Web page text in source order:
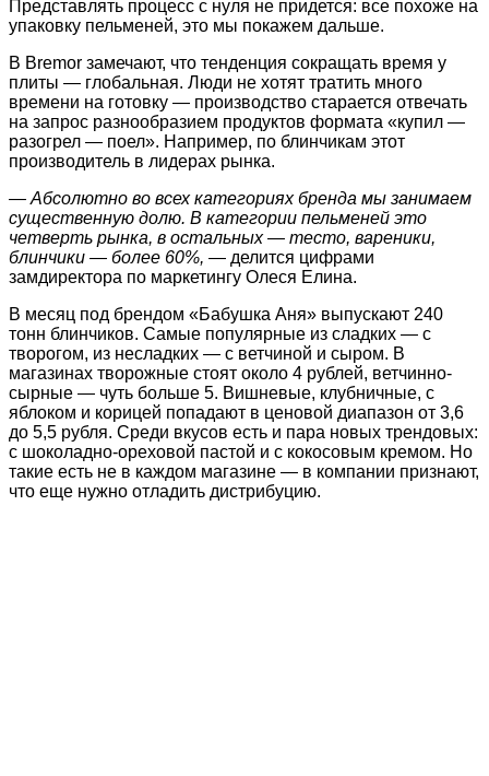
Представлять процесс с нуля не придется: все похоже на
упаковку пельменей, это мы покажем дальше.
В Bremor замечают, что тенденция сокращать время у
плиты — глобальная. Люди не хотят тратить много
времени на готовку — производство старается отвечать
на запрос разнообразием продуктов формата «купил —
разогрел — поел». Например, по блинчикам этот
производитель в лидерах рынка.
— Абсолютно во всех категориях бренда мы занимаем
существенную долю. В категории пельменей это
четверть рынка, в остальных — тесто, вареники,
блинчики — более 60%, — делится цифрами
замдиректора по маркетингу Олеся Елина.
В месяц под брендом «Бабушка Аня» выпускают 240
тонн блинчиков. Самые популярные из сладких — с
творогом, из несладких — с ветчиной и сыром. В
магазинах творожные стоят около 4 рублей, ветчинно-
сырные — чуть больше 5. Вишневые, клубничные, с
яблоком и корицей попадают в ценовой диапазон от 3,6
до 5,5 рубля. Среди вкусов есть и пара новых трендовых:
с шоколадно-ореховой пастой и с кокосовым кремом. Но
такие есть не в каждом магазине — в компании признают,
что еще нужно отладить дистрибуцию.